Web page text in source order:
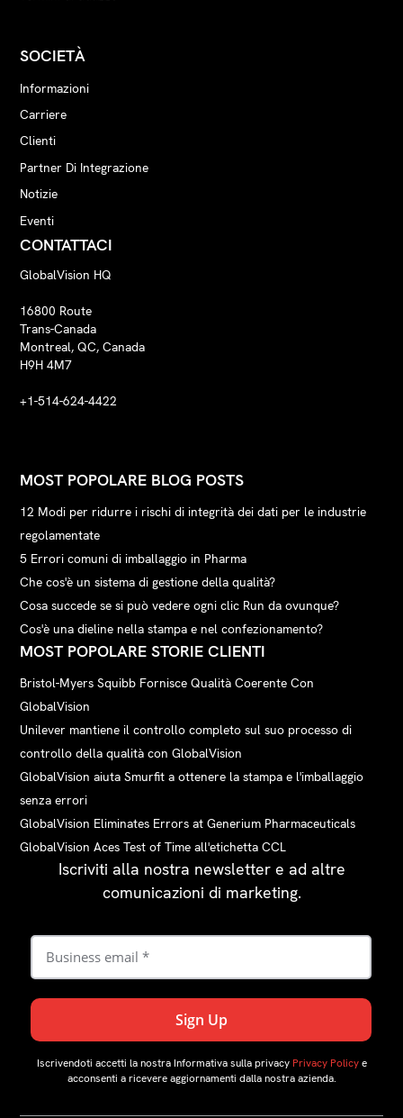
SOCIETÀ
Informazioni
Carriere
Clienti
Partner Di Integrazione
Notizie
Eventi
CONTATTACI
GlobalVision HQ
16800 Route
Trans-Canada
Montreal, QC, Canada
H9H 4M7
+1-514-624-4422
MOST POPOLARE BLOG POSTS
12 Modi per ridurre i rischi di integrità dei dati per le industrie
regolamentate
5 Errori comuni di imballaggio in Pharma
Che cos'è un sistema di gestione della qualità?
Cosa succede se si può vedere ogni clic Run da ovunque?
Cos'è una dieline nella stampa e nel confezionamento?
MOST POPOLARE STORIE CLIENTI
Bristol-Myers Squibb Fornisce Qualità Coerente Con
GlobalVision
Unilever mantiene il controllo completo sul suo processo di
controllo della qualità con GlobalVision
GlobalVision aiuta Smurfit a ottenere la stampa e l'imballaggio
senza errori
GlobalVision Eliminates Errors at Generium Pharmaceuticals
GlobalVision Aces Test of Time all'etichetta CCL
Iscriviti alla nostra newsletter e ad altre
comunicazioni di marketing.
Iscrivendoti accetti la nostra Informativa sulla privacy Privacy Policye
acconsenti a ricevere aggiornamenti dalla nostra azienda.